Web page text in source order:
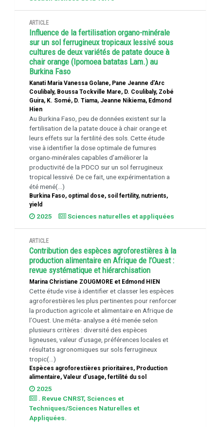
ARTICLE
Influence de la fertilisation organo-minérale
sur un sol ferrugineux tropicaux lessivé sous
cultures de deux variétés de patate douce à
chair orange (Ipomoea batatas Lam.) au
Burkina Faso
Kanati Maria Vanessa Golane, Pane Jeanne d'Arc
Coulibaly, Boussa Tockville Mare, D. Coulibaly, Zobé
Guira, K. Somé, D. Tiama, Jeanne Nikiema, Edmond
Hien
Au Burkina Faso, peu de données existent sur la
fertilisation de la patate douce à chair orange et
leurs effets sur la fertilité des sols. Cette étude
vise à identifier la dose optimale de fumures
organo-minérales capables d’améliorer la
productivité de la PDCO sur un sol ferrugineux
tropical lessivé. De ce fait, une expérimentation a
été mené(...)
Burkina Faso, optimal dose, soil fertility, nutrients,
yield
2025 Sciences naturelles et appliquées
ARTICLE
Contribution des espèces agroforestières à la
production alimentaire en Afrique de l’Ouest :
revue systématique et hiérarchisation
Marina Christiane ZOUGMORE et Edmond HIEN
Cette étude vise à identifier et classer les espèces
agroforestières les plus pertinentes pour renforcer
la production agricole et alimentaire en Afrique de
l’Ouest. Une méta- analyse a été menée selon
plusieurs critères : diversité des espèces
ligneuses, valeur d’usage, préférences locales et
résultats agronomiques sur sols ferrugineux
tropic(...)
Espèces agroforestières prioritaires, Production
alimentaire, Valeur d’usage, fertilité du sol
2025
. Revue CNRST, Sciences et
Techniques/Sciences Naturelles et
Appliquées.